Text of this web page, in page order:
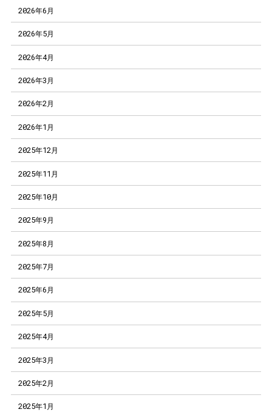
2026年6月
2026年5月
2026年4月
2026年3月
2026年2月
2026年1月
2025年12月
2025年11月
2025年10月
2025年9月
2025年8月
2025年7月
2025年6月
2025年5月
2025年4月
2025年3月
2025年2月
2025年1月